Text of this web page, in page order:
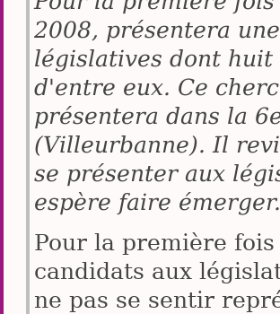
2008, présentera
législatives dont huit
d'entre eux. Ce
présentera dans la
(Villeurbanne). Il
se présenter aux
espère faire
Pour la première
candidats aux
ne pas se sentir